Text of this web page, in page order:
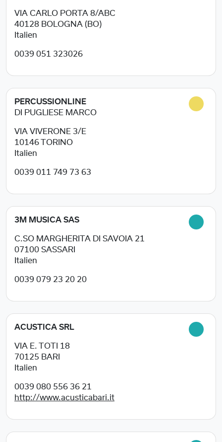
VIA CARLO PORTA 8/ABC
40128 BOLOGNA (BO)
Italien
0039 051 323026
PERCUSSIONLINE
DI PUGLIESE MARCO
VIA VIVERONE 3/E
10146
TORINO
Italien
0039 011 749 73 63
3M MUSICA SAS
C.SO MARGHERITA DI SAVOIA 21
07100 SASSARI
Italien
0039 079 23 20 20
ACUSTICA SRL
VIA E. TOTI 18
70125 BARI
Italien
0039 080 556 36 21
http://www.acusticabari.it